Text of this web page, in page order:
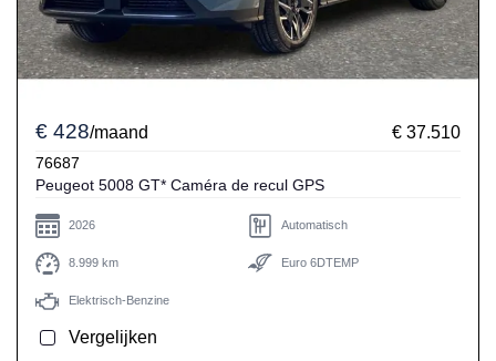
€ 428/maand € 37.510
76687
Peugeot 5008 GT* Caméra de recul GPS
2026 Automatisch
8.999 km Euro 6DTEMP
Elektrisch-Benzine
Vergelijken